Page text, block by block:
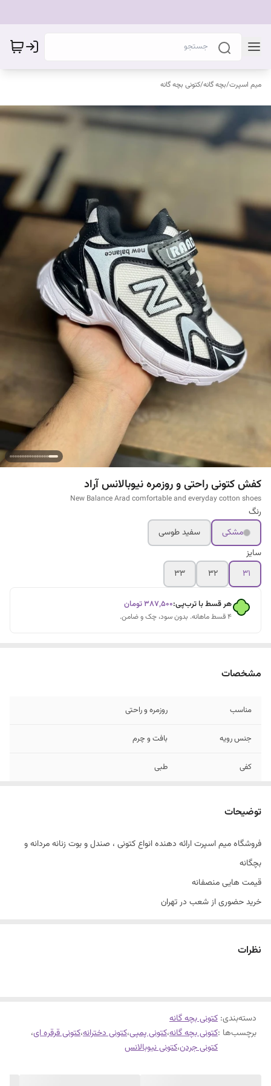
میم اسپرت/بچه گانه/کتونی بچه گانه
کفش کتونی راحتی و روزمره نیوبالانس آراد
New Balance Arad comfortable and everyday cotton shoes
رنگ
مشکی
سفید طوسی
سایز
۳۱
۳۲ ۳۳
هر قسط با ترب‌پی:۳۸۷٬۵۰۰تومان
۴ قسط ماهانه. بدون سود، چک و ضامن.
مشخصات
مناسب روزمره و راحتی
جنس رویه بافت و چرم
کفی طبی
توضیحات
فروشگاه میم اسپرت ارائه دهنده انواع کتونی ، صندل و بوت زنانه مردانه و
بچگانه
قیمت هایی منصفانه
خرید حضوری از شعب در تهران
نظرات
دسته‌بندی: کتونی بچه گانه
برچسب‌ها :کتونی بچه گانه،کتونی پمپی،کتونی دخترانه،کتونی قرقره ای،
کتونی جردن،کتونی نیوبالانس